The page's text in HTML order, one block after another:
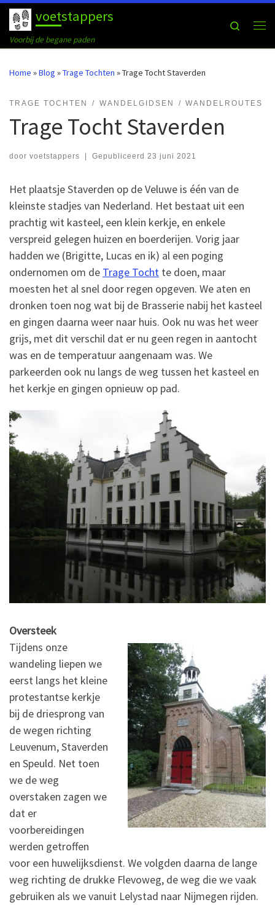
Ga naar inhoud
voetstappers
Voorbij de begane paden
Search
Home »Blog »Trage Tochten »Trage Tocht Staverden
TRAGE TOCHTEN WANDELGIDSEN WANDELROUTES
Trage Tocht Staverden
door voetstappers | Gepubliceerd 23 juni 2021
Het plaatsje Staverden op de Veluwe is één van de
kleinste stadjes van Nederland. Het bestaat uit een
prachtig wit kasteel, een klein kerkje, en enkele
verspreid gelegen huizen en boerderijen. Vorig jaar
hadden we (Brigitte, Lucas en ik) al een poging
ondernomen om de Trage Tocht te doen, maar
moesten het al snel door regen opgeven. We aten en
dronken toen nog wat bij de Brasserie nabij het kasteel
en gingen daarna weer naar huis. Ook nu was het weer
grijs, met dit verschil dat er nu geen regen in aantocht
was en de temperatuur aangenaam was. We
parkeerden ook nu langs de weg tussen het kasteel en
het kerkje en gingen opnieuw op pad.
Oversteek
Tijdens onze
wandeling liepen we
eerst langs het kleine
protestantse kerkje
bij de driesprong van
de wegen richting
Leuvenum, Staverden
en Speuld. Net toen
we de weg
overstaken zagen we
dat er
voorbereidingen
werden getroffen
voor een huwelijksdienst. We volgden daarna de lange
weg richting de drukke Flevoweg, de weg die we vaak
gebruiken als we vanuit Lelystad naar Nijmegen rijden.